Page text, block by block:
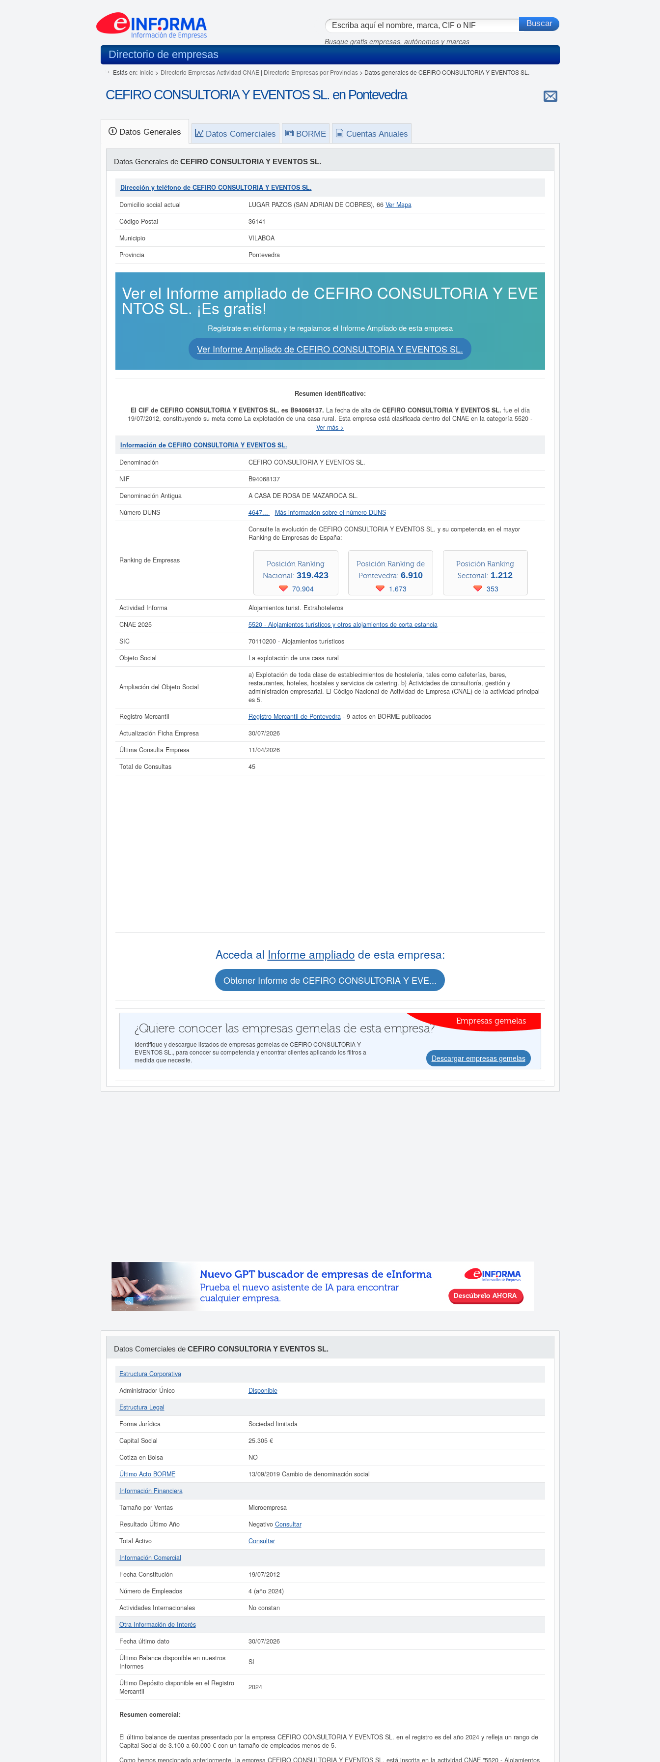
Busque gratis empresas, autónomos y marcas
Directorio de empresas
Estás en: Inicio > Directorio Empresas Actividad CNAE | Directorio Empresas por Provincias> Datos generales de CEFIRO CONSULTORIA Y EVENTOS SL.
CEFIRO CONSULTORIA Y EVENTOS SL. en Pontevedra
Datos Generales Datos Comerciales BORME Cuentas Anuales
Datos Generales de CEFIRO CONSULTORIA Y EVENTOS SL.
Dirección y teléfono de CEFIRO CONSULTORIA Y EVENTOS SL.
Domicilio social actual
LUGAR PAZOS (SAN ADRIAN DE COBRES), 66 Ver Mapa
Código Postal
36141
Municipio
VILABOA
Provincia
Pontevedra
Ver el Informe ampliado de CEFIRO CONSULTORIA Y EVE
NTOS SL. ¡Es gratis!
Regístrate en eInforma y te regalamos el Informe Ampliado de esta empresa
Ver Informe Ampliado de CEFIRO CONSULTORIA Y EVENTOS SL.
Resumen identificativo:
El CIF de CEFIRO CONSULTORIA Y EVENTOS SL. es B94068137. La fecha de alta de CEFIRO CONSULTORIA Y EVENTOS SL. fue el día
19/07/2012, constituyendo su meta como La explotación de una casa rural. Esta empresa está clasificada dentro del CNAE en la categoría 5520 -
CEFIRO CONSULTORIA Y EVENTOS SL.
con el número 70110200. El número de empleados de esta empresa es de 4. Se ha consultado esta ficha un total de 45 veces, donde la última
consulta se ha producido el 11/04/2026. Aquí mismo puede informarse de qué subvenciones puede solicitar esta empresa. El capital aproximado de
tiene en el BORME 9 actos.
Si está interesado en conocer más datos de la empresa CEFIRO CONSULTORIA Y EVENTOS SL. puede
de CEFIRO CONSULTORIA Y EVENTOS SL. y consultar los resultados de sus años de actividad, así como los balances y cuentas de
resultados disponibles.
La última actualización del informe de empresa se ha realizado el 30/07/2026.
Ver más >
Información de CEFIRO CONSULTORIA Y EVENTOS SL.
Denominación
CEFIRO CONSULTORIA Y EVENTOS SL.
NIF
B94068137
Denominación Antigua
A CASA DE ROSA DE MAZAROCA SL.
Número DUNS
4647... Más información sobre el número DUNS
Ranking de Empresas
Consulte la evolución de CEFIRO CONSULTORIA Y EVENTOS SL. y su competencia en el mayor
Ranking de Empresas de España:
Posición Ranking
Nacional: 319.423
70.904
Posición Ranking de
Pontevedra: 6.910
1.673
Posición Ranking
Sectorial: 1.212
353
Actividad Informa
Alojamientos turist. Extrahoteleros
CNAE 2025
5520 - Alojamientos turísticos y otros alojamientos de corta estancia
SIC
70110200 - Alojamientos turísticos
Objeto Social
La explotación de una casa rural
Ampliación del Objeto Social
a) Explotación de toda clase de establecimientos de hostelería, tales como cafeterías, bares,
restaurantes, hoteles, hostales y servicios de catering. b) Actividades de consultoría, gestión y
administración empresarial. El Código Nacional de Actividad de Empresa (CNAE) de la actividad principal
es 5.
Registro Mercantil
Registro Mercantil de Pontevedra- 9 actos en BORME publicados
Actualización Ficha Empresa
30/07/2026
Última Consulta Empresa
11/04/2026
Total de Consultas
45
Acceda al Informe ampliado de esta empresa:
Obtener Informe de CEFIRO CONSULTORIA Y EVE...
Empresas gemelas
¿Quiere conocer las empresas gemelas de esta empresa?
Identifique y descargue listados de empresas gemelas de CEFIRO CONSULTORIA Y
EVENTOS SL., para conocer su competencia y encontrar clientes aplicando los filtros a
medida que necesite.
Descargar empresas gemelas
Datos Comerciales de CEFIRO CONSULTORIA Y EVENTOS SL.
Estructura Corporativa
Administrador Único
Disponible
Estructura Legal
Forma Jurídica
Sociedad limitada
Capital Social
25.305 €
Cotiza en Bolsa
NO
Último Acto BORME
13/09/2019 Cambio de denominación social
Información Financiera
Tamaño por Ventas
Microempresa
Resultado Último Año
Negativo Consultar
Total Activo
Consultar
Información Comercial
Fecha Constitución
19/07/2012
Número de Empleados
4 (año 2024)
Actividades Internacionales
No constan
Otra Información de Interés
Fecha último dato
30/07/2026
Último Balance disponible en nuestros
Informes
SI
Último Depósito disponible en el Registro
Mercantil
2024
Resumen comercial:
El último balance de cuentas presentado por la empresa CEFIRO CONSULTORIA Y EVENTOS SL. en el registro es del año 2024 y refleja un rango de
Capital Social de 3.100 a 60.000 € con un tamaño de empleados menos de 5.
Como hemos mencionado anteriormente, la empresa CEFIRO CONSULTORIA Y EVENTOS SL. está inscrita en la actividad CNAE "5520 - Alojamientos